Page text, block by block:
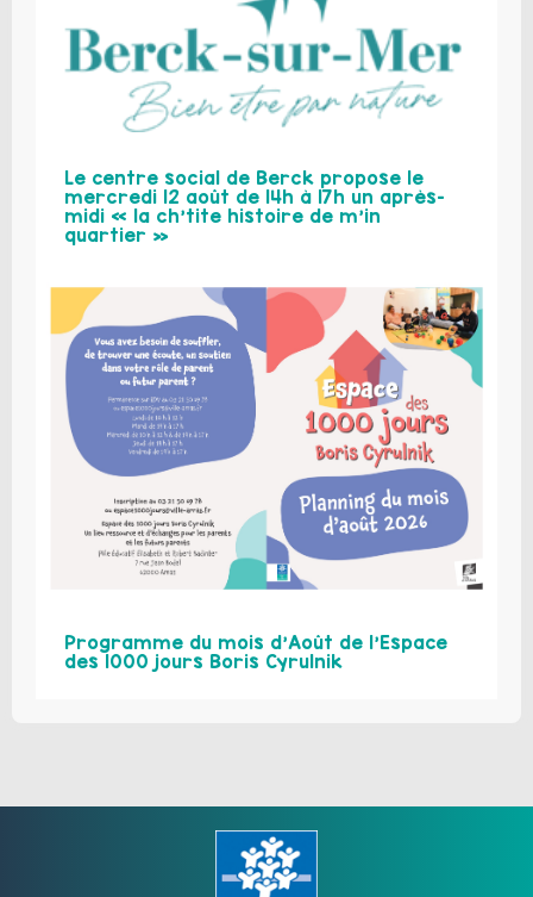
Le centre social de Berck propose le
mercredi 12 août de 14h à 17h un après-
midi « la ch’tite histoire de m’in
quartier »
Programme du mois d’Août de l’Espace
des 1000 jours Boris Cyrulnik